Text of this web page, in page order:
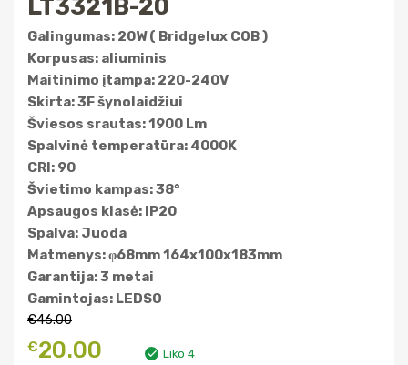
LT3321B-20
Galingumas: 20W ( Bridgelux COB )
Korpusas: aliuminis
Maitinimo įtampa: 220-240V
Skirta: 3F šynolaidžiui
Šviesos srautas: 1900 Lm
Spalvinė temperatūra: 4000K
CRI: 90
Švietimo kampas: 38°
Apsaugos klasė: IP20
Spalva: Juoda
Matmenys: φ68mm 164x100x183mm
Garantija: 3 metai
Gamintojas: LEDSO
€46.00
Original
€20.00 Current
Liko 4